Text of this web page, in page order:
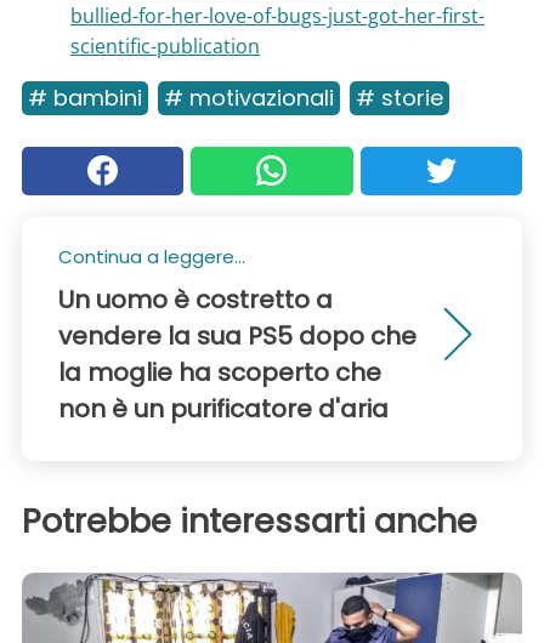
bullied-for-her-love-of-bugs-just-got-her-first-
scientific-publication
# bambini # motivazionali # storie
Continua a leggere...
Un uomo è costretto a
vendere la sua PS5 dopo che
la moglie ha scoperto che
non è un purificatore d'aria
Potrebbe interessarti anche